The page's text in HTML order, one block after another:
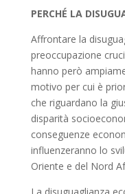
PERCHÉ LA
Affrontare la
preoccupazione
hanno però
motivo per cui è
che riguardano la
disparità
conseguenze
influenzeranno lo
Oriente e del Nord